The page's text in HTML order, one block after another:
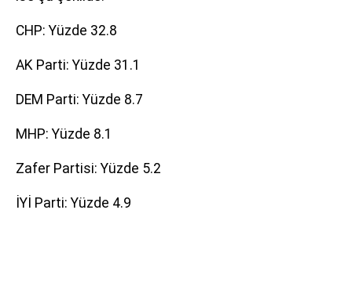
CHP: Yüzde 32.8
AK Parti: Yüzde 31.1
DEM Parti: Yüzde 8.7
MHP: Yüzde 8.1
Zafer Partisi: Yüzde 5.2
İYİ Parti: Yüzde 4.9